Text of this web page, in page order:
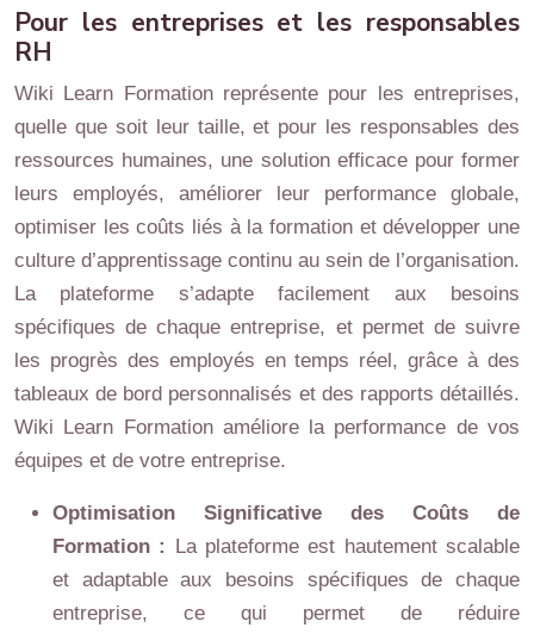
Pour les entreprises et les responsables
RH
Wiki Learn Formation représente pour les entreprises,
quelle que soit leur taille, et pour les responsables des
ressources humaines, une solution efficace pour former
leurs employés, améliorer leur performance globale,
optimiser les coûts liés à la formation et développer une
culture d’apprentissage continu au sein de l’organisation.
La plateforme s’adapte facilement aux besoins
spécifiques de chaque entreprise, et permet de suivre
les progrès des employés en temps réel, grâce à des
tableaux de bord personnalisés et des rapports détaillés.
Wiki Learn Formation améliore la performance de vos
équipes et de votre entreprise.
Optimisation Significative des Coûts de
Formation : La plateforme est hautement scalable
et adaptable aux besoins spécifiques de chaque
entreprise, ce qui permet de réduire